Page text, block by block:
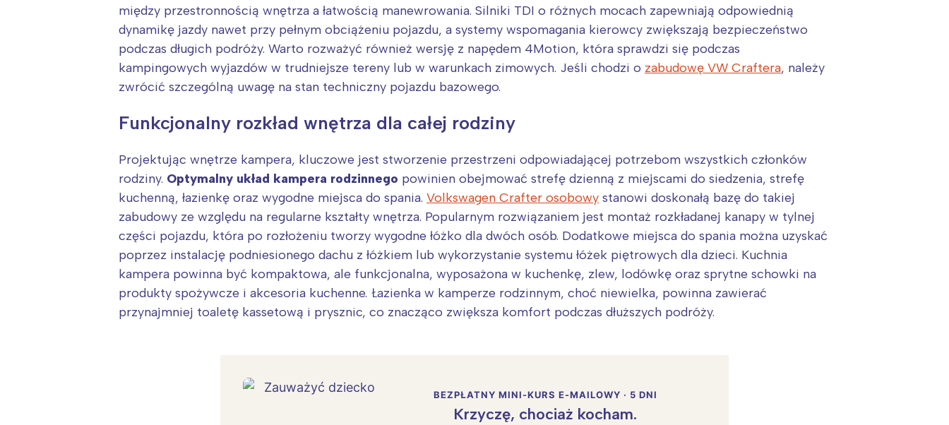
między przestronnością wnętrza a łatwością manewrowania. Silniki TDI o różnych mocach zapewniają odpowiednią
dynamikę jazdy nawet przy pełnym obciążeniu pojazdu, a systemy wspomagania kierowcy zwiększają bezpieczeństwo
podczas długich podróży. Warto rozważyć również wersję z napędem 4Motion, która sprawdzi się podczas
kampingowych wyjazdów w trudniejsze tereny lub w warunkach zimowych. Jeśli chodzi o zabudowę VW Craftera, należy
zwrócić szczególną uwagę na stan techniczny pojazdu bazowego.
Funkcjonalny rozkład wnętrza dla całej rodziny
Projektując wnętrze kampera, kluczowe jest stworzenie przestrzeni odpowiadającej potrzebom wszystkich członków
rodziny. Optymalny układ kampera rodzinnego powinien obejmować strefę dzienną z miejscami do siedzenia, strefę
kuchenną, łazienkę oraz wygodne miejsca do spania. Volkswagen Crafter osobowy stanowi doskonałą bazę do takiej
zabudowy ze względu na regularne kształty wnętrza. Popularnym rozwiązaniem jest montaż rozkładanej kanapy w tylnej
części pojazdu, która po rozłożeniu tworzy wygodne łóżko dla dwóch osób. Dodatkowe miejsca do spania można uzyskać
poprzez instalację podniesionego dachu z łóżkiem lub wykorzystanie systemu łóżek piętrowych dla dzieci. Kuchnia
kampera powinna być kompaktowa, ale funkcjonalna, wyposażona w kuchenkę, zlew, lodówkę oraz sprytne schowki na
produkty spożywcze i akcesoria kuchenne. Łazienka w kamperze rodzinnym, choć niewielka, powinna zawierać
przynajmniej toaletę kassetową i prysznic, co znacząco zwiększa komfort podczas dłuższych podróży.
BEZPŁATNY MINI-KURS E-MAILOWY · 5 DNI
Krzyczę, chociaż kocham.